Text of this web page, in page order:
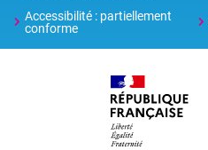
Accessibilité : partiellement
conforme